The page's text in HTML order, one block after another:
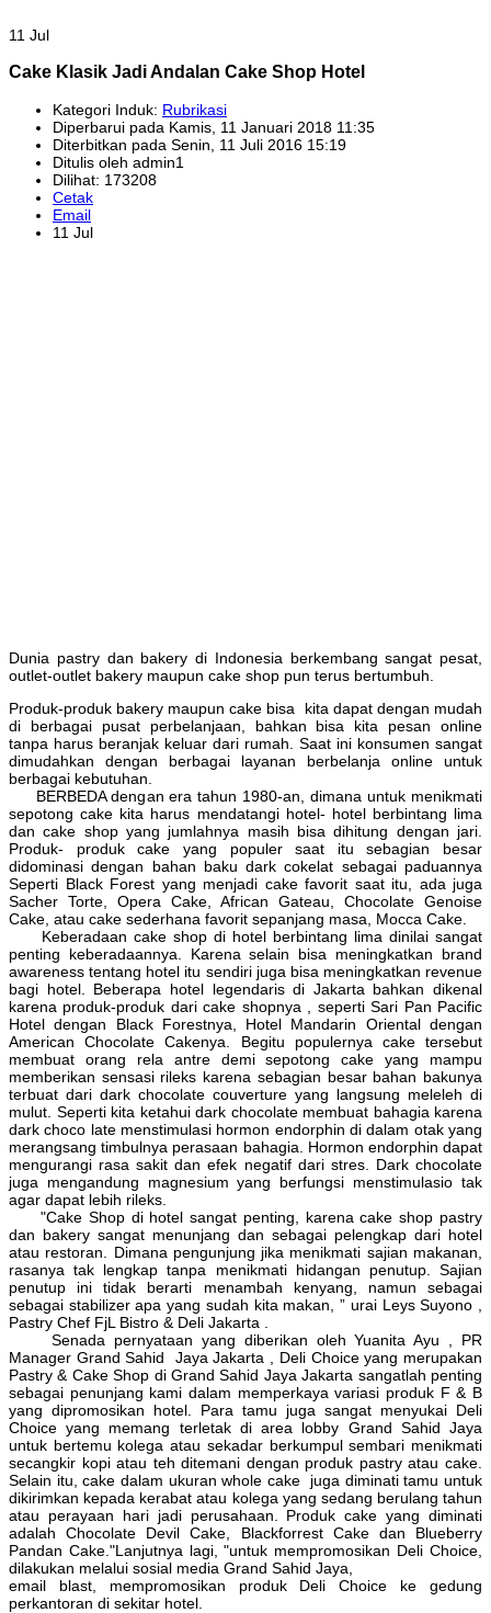
11 Jul
Cake Klasik Jadi Andalan Cake Shop Hotel
Kategori Induk: Rubrikasi
Diperbarui pada Kamis, 11 Januari 2018 11:35
Diterbitkan pada Senin, 11 Juli 2016 15:19
Ditulis oleh admin1
Dilihat: 173208
Cetak
Email
11 Jul
Dunia pastry dan bakery di Indonesia berkembang sangat pesat,
outlet-outlet bakery maupun cake shop pun terus bertumbuh.
Produk-produk bakery maupun cake bisa kita dapat dengan mudah
di berbagai pusat perbelanjaan, bahkan bisa kita pesan online
tanpa harus beranjak keluar dari rumah. Saat ini konsumen sangat
dimudahkan dengan berbagai layanan berbelanja online untuk
berbagai kebutuhan.
BERBEDA dengan era tahun 1980-an, dimana untuk menikmati
sepotong cake kita harus mendatangi hotel- hotel berbintang lima
dan cake shop yang jumlahnya masih bisa dihitung dengan jari.
Produk- produk cake yang populer saat itu sebagian besar
didominasi dengan bahan baku dark cokelat sebagai paduannya
Seperti Black Forest yang menjadi cake favorit saat itu, ada juga
Sacher Torte, Opera Cake, African Gateau, Chocolate Genoise
Cake, atau cake sederhana favorit sepanjang masa, Mocca Cake.
Keberadaan cake shop di hotel berbintang lima dinilai sangat
penting keberadaannya. Karena selain bisa meningkatkan brand
awareness tentang hotel itu sendiri juga bisa meningkatkan revenue
bagi hotel. Beberapa hotel legendaris di Jakarta bahkan dikenal
karena produk-produk dari cake shopnya , seperti Sari Pan Pacific
Hotel dengan Black Forestnya, Hotel Mandarin Oriental dengan
American Chocolate Cakenya. Begitu populernya cake tersebut
membuat orang rela antre demi sepotong cake yang mampu
memberikan sensasi rileks karena sebagian besar bahan bakunya
terbuat dari dark chocolate couverture yang langsung meleleh di
mulut. Seperti kita ketahui dark chocolate membuat bahagia karena
dark choco late menstimulasi hormon endorphin di dalam otak yang
merangsang timbulnya perasaan bahagia. Hormon endorphin dapat
mengurangi rasa sakit dan efek negatif dari stres. Dark chocolate
juga mengandung magnesium yang berfungsi menstimulasio tak
agar dapat lebih rileks.
"Cake Shop di hotel sangat penting, karena cake shop pastry
dan bakery sangat menunjang dan sebagai pelengkap dari hotel
atau restoran. Dimana pengunjung jika menikmati sajian makanan,
rasanya tak lengkap tanpa menikmati hidangan penutup. Sajian
penutup ini tidak berarti menambah kenyang, namun sebagai
sebagai stabilizer apa yang sudah kita makan, ” urai Leys Suyono ,
Pastry Chef FjL Bistro & Deli Jakarta .
Senada pernyataan yang diberikan oleh Yuanita Ayu , PR
Manager Grand Sahid Jaya Jakarta , Deli Choice yang merupakan
Pastry & Cake Shop di Grand Sahid Jaya Jakarta sangatlah penting
sebagai penunjang kami dalam memperkaya variasi produk F & B
yang dipromosikan hotel. Para tamu juga sangat menyukai Deli
Choice yang memang terletak di area lobby Grand Sahid Jaya
untuk bertemu kolega atau sekadar berkumpul sembari menikmati
secangkir kopi atau teh ditemani dengan produk pastry atau cake.
Selain itu, cake dalam ukuran whole cake juga diminati tamu untuk
dikirimkan kepada kerabat atau kolega yang sedang berulang tahun
atau perayaan hari jadi perusahaan. Produk cake yang diminati
adalah Chocolate Devil Cake, Blackforrest Cake dan Blueberry
Pandan Cake."Lanjutnya lagi, "untuk mempromosikan Deli Choice,
dilakukan melalui sosial media Grand Sahid Jaya,
email blast, mempromosikan produk Deli Choice ke gedung
perkantoran di sekitar hotel.